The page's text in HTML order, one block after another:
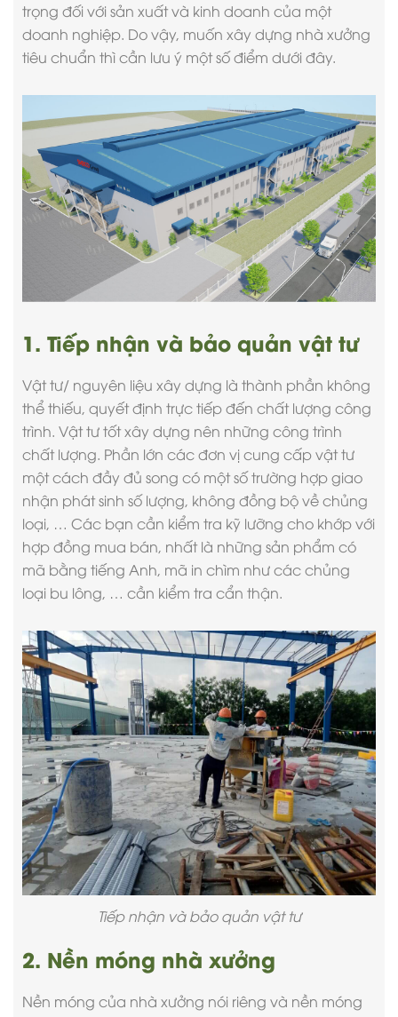
trọng đối với sản xuất và kinh doanh của một
doanh nghiệp. Do vậy, muốn xây dựng nhà xưởng
tiêu chuẩn thì cần lưu ý một số điểm dưới đây.
1. Tiếp nhận và bảo quản vật tư
Vật tư/ nguyên liệu xây dựng là thành phần không
thể thiếu, quyết định trực tiếp đến chất lượng công
trình. Vật tư tốt xây dựng nên những công trình
chất lượng. Phần lớn các đơn vị cung cấp vật tư
một cách đầy đủ song có một số trường hợp giao
nhận phát sinh số lượng, không đồng bộ về chủng
loại, … Các bạn cần kiểm tra kỹ lưỡng cho khớp với
hợp đồng mua bán, nhất là những sản phẩm có
mã bằng tiếng Anh, mã in chìm như các chủng
loại bu lông, … cần kiểm tra cẩn thận.
Tiếp nhận và bảo quản vật tư
2. Nền móng nhà xưởng
Nền móng của nhà xưởng nói riêng và nền móng